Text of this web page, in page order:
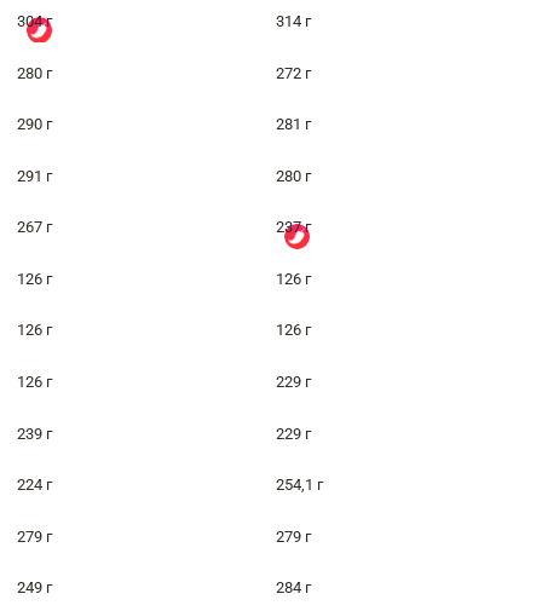
304 г 314 г
280 г 272 г
290 г 281 г
291 г 280 г
267 г 237 г
126 г 126 г
126 г 126 г
126 г 229 г
239 г 229 г
224 г 254,1 г
279 г 279 г
249 г 284 г